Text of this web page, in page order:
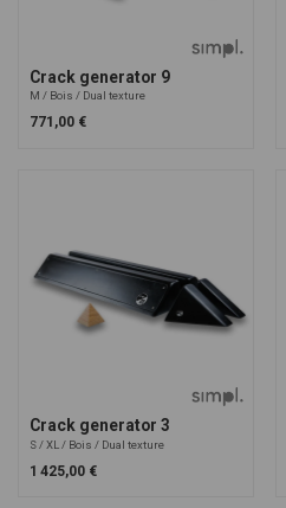
Crack generator 9
M Bois Dual texture
771,00 €
Crack generator 3
S XL Bois Dual texture
1 425,00 €